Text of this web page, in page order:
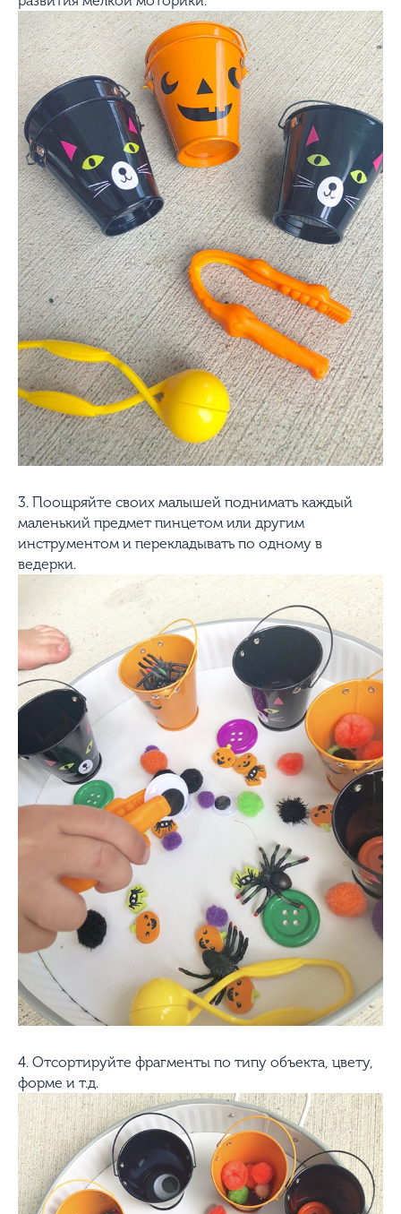
3. Поощряйте своих малышей поднимать каждый
маленький предмет пинцетом или другим
инструментом и перекладывать по одному в
ведерки.
4. Отсортируйте фрагменты по типу объекта, цвету,
форме и т.д.